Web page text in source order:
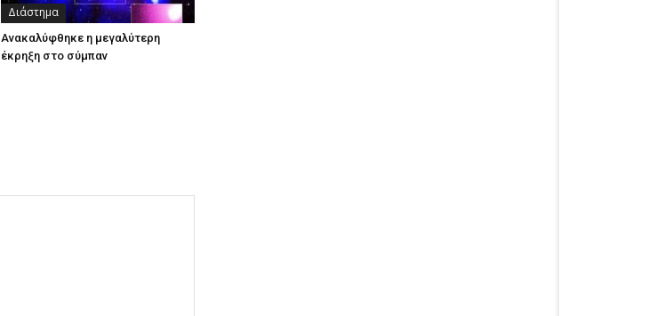
Διάστημα
Ανακαλύφθηκε η μεγαλύτερη
έκρηξη στο σύμπαν